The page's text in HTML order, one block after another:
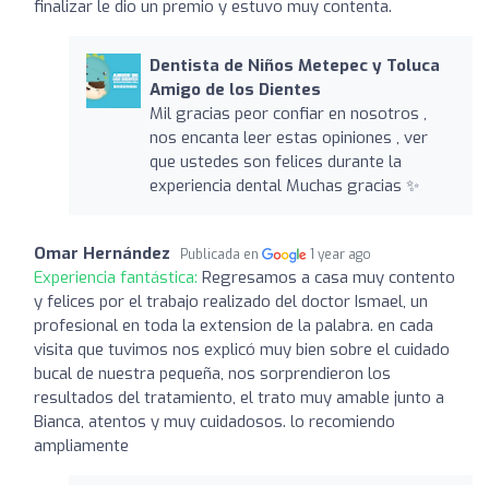
finalizar le dio un premio y estuvo muy contenta.
Dentista de Niños Metepec y Toluca
Amigo de los Dientes
Mil gracias peor confiar en nosotros ,
nos encanta leer estas opiniones , ver
que ustedes son felices durante la
experiencia dental Muchas gracias ✨
Omar Hernández Publicada en 1 year ago
Experiencia fantástica: Regresamos a casa muy contento
y felices por el trabajo realizado del doctor Ismael, un
profesional en toda la extension de la palabra. en cada
visita que tuvimos nos explicó muy bien sobre el cuidado
bucal de nuestra pequeña, nos sorprendieron los
resultados del tratamiento, el trato muy amable junto a
Bianca, atentos y muy cuidadosos. lo recomiendo
ampliamente